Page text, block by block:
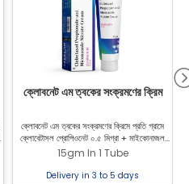
ক্লোবনেট এম ত্বকের সংক্রমণের ক্রিম
ক্লোবনেট এম ত্বকের সংক্রমণের ক্রিমে প্রতি গ্রামে
ক্লোবেটাসল প্রোপিওনেট ০.৫ মিগ্রা + মাইকোনাজল
নাইট্রেট ২০ মিগ্রা থাকে। এটি ত্বকের সংক্রমণ চিকিৎসা
করে, ক্ষত সেরে উঠতে সাহায্য করে এবং ত্বকের স্বাস্থ্য
উন্নত করে। জিল্যাব ফার্মেসি থেকে ক্লোবনেট এম কিনুন।
15gm In 1 Tube
Delivery in 3 to 5 days